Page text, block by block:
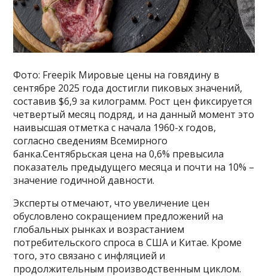
Фото: Freepik Мировые цены на говядину в
сентябре 2025 года достигли пиковых значений,
составив $6,9 за килограмм. Рост цен фиксируется
четвертый месяц подряд, и на данный момент это
наивысшая отметка с начала 1960-х годов,
согласно сведениям Всемирного
банка.Сентябрьская цена на 0,6% превысила
показатель предыдущего месяца и почти на 10% –
значение годичной давности.
Эксперты отмечают, что увеличение цен
обусловлено сокращением предложений на
глобальных рынках и возрастанием
потребительского спроса в США и Китае. Кроме
того, это связано с инфляцией и
продолжительным производственным циклом.